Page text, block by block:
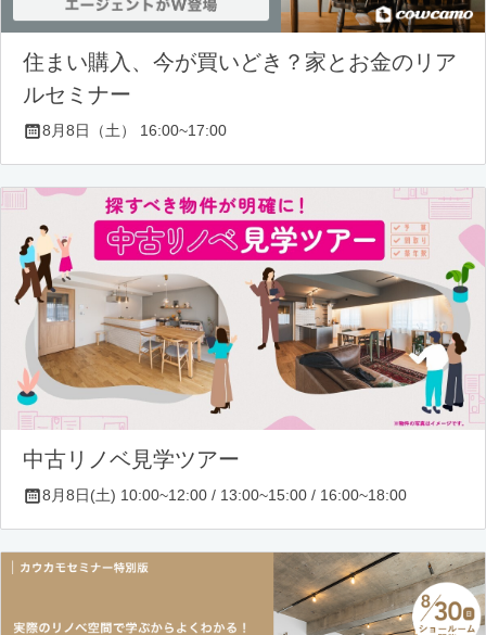
住まい購入、今が買いどき？家とお金のリア
ルセミナー
8月8日（土） 16:00~17:00
中古リノベ見学ツアー
8月8日(土) 10:00~12:00 / 13:00~15:00 / 16:00~18:00